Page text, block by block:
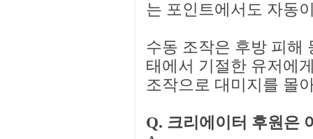
는 포인트에서도 자동
수동 조작은 후방 피해
태에서 기절한 유저에
조작으로 대미지를 몰
Q. 크리에이터 후원은